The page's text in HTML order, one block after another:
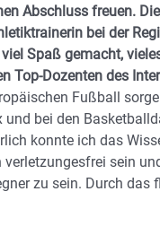
Abschluss freuen.
bei der
Spaß gemacht,
Top-Dozenten des
Fußball
und bei den
konnte ich das
sein
zu sein. Durch